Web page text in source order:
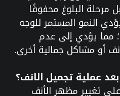
مرحلة البلوغ محفوفًا
النمو المستمر للوجه
مما يؤدي إلى عدم
أو مشاكل جمالية أخرى.
عملية تجميل الانف؟
تغيير مظهر الأنف